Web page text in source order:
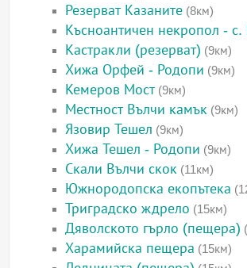
Резерват Казаните (8км)
Късноантичен некропол - с.
Кастракли (резерват) (9км)
Хижа Орфей - Родопи (9км)
Кемеров Мост(9км)
Местност Вълчи камък (9км)
Язовир Тешел (9км)
Хижа Тешел - Родопи (9км)
Скали Вълчи скок (11км)
Южнородопска екопътека
Триградско ждрело (15км)
Дяволското гърло (пещера)
Харамийска пещера (15км)